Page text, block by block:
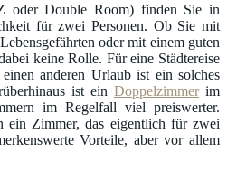
oder Double Room) finden Sie in
für zwei Personen. Ob Sie mit
oder mit einem guten
keine Rolle. Für eine Städtereise
anderen Urlaub ist ein solches
ist ein Doppelzimmerim
im Regelfall viel preiswerter.
ein Zimmer, das eigentlich für zwei
Vorteile, aber vor allem